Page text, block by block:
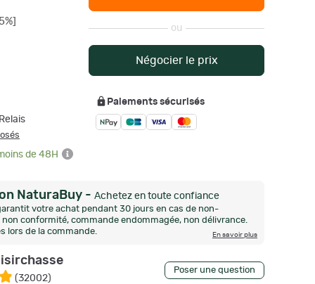
ou
Négocier le prix
de 48H
Paiements sécurisés
NaturaBuy - Achetez en toute confiance
votre achat pendant 30 jours en cas de non-
conformité, commande endommagée, non délivrance.
lors de la commande.
En savoir plus
(32002)
Poser une question